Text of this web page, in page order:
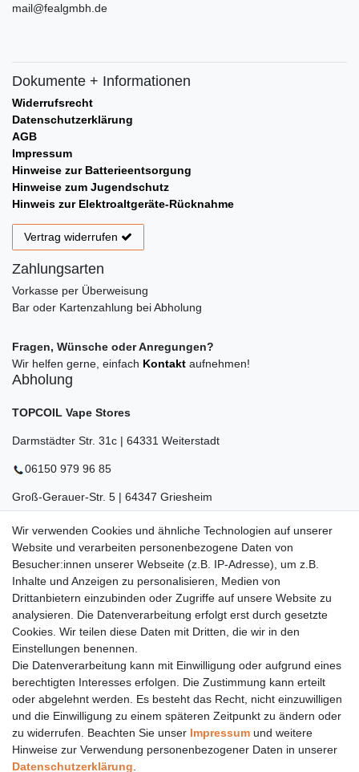
mail@fealgmbh.de
Dokumente + Informationen
Widerrufsrecht
Datenschutzerklärung
AGB
Impressum
Hinweise zur Batterieentsorgung
Hinweise zum Jugendschutz
Hinweis zur Elektroaltgeräte-Rücknahme
Vertrag widerrufen
Zahlungsarten
Vorkasse per Überweisung
Bar oder Kartenzahlung bei Abholung
Fragen, Wünsche oder Anregungen?
Wir helfen gerne, einfach Kontakt aufnehmen!
Abholung
TOPCOIL Vape Stores
Darmstädter Str. 31c | 64331 Weiterstadt
06150 979 96 85
Groß-Gerauer-Str. 5 | 64347 Griesheim
06155 834 88 58
Eberstädter Str. 21 | 64319 Pfungstadt
06157 984 88 55
Öffnungszeiten finden Sie hier: www.topcoil.de
E-MAIL **
Newsletter
Honig
Hiermit bestätige ich, dass ich dieDaten­schutz­erklärunggelesen habe.
Meine Einwilligung kann ich jederzeit widerrufen.**
Abonnieren
Wir verwenden Cookies und ähnliche Technologien auf unserer
Website und verarbeiten personenbezogene Daten von
Besucher:innen unserer Webseite (z.B. IP-Adresse), um z.B.
Inhalte und Anzeigen zu personalisieren, Medien von
Drittanbietern einzubinden oder Zugriffe auf unsere Website zu
analysieren. Die Datenverarbeitung erfolgt erst durch gesetzte
Cookies. Wir teilen diese Daten mit Dritten, die wir in den
Einstellungen benennen.
Die Datenverarbeitung kann mit Einwilligung oder aufgrund eines
berechtigten Interesses erfolgen. Die Zustimmung kann erteilt
oder abgelehnt werden. Es besteht das Recht, nicht einzuwilligen
und die Einwilligung zu einem späteren Zeitpunkt zu ändern oder
zu widerrufen. Beachten Sie unser Impressum und weitere
Hinweise zur Verwendung personenbezogener Daten in unserer
Daten­schutz­erklärung